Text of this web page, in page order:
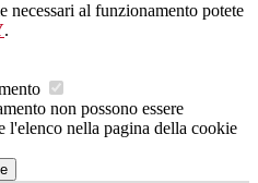
necessari al funzionamento potete
.
non possono essere
l'elenco nella pagina della cookie